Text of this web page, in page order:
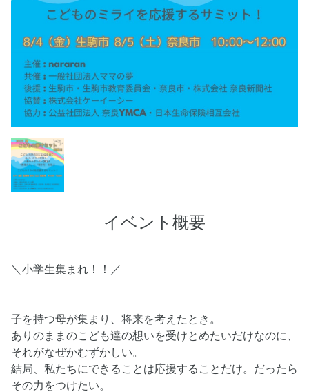
イベント概要
＼小学生集まれ！！／
子を持つ母が集まり、将来を考えたとき。
ありのままのこども達の想いを受けとめたいだけなのに、
それがなぜかむずかしい。
結局、私たちにできることは応援することだけ。だったら
その力をつけたい。